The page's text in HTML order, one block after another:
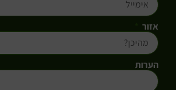
אזור
הערות